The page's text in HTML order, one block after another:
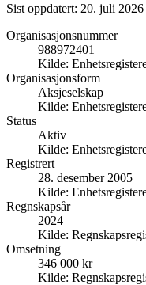
Sist oppdatert: 20. juli 2026
Organisasjonsnummer
988972401
Kilde:
Organisasjonsform
Aksjeselskap
Kilde:
Status
Aktiv
Kilde:
Registrert
28. desember 2005
Kilde:
Regnskapsår
2024
Kilde:
Omsetning
346 000 kr
Kilde: